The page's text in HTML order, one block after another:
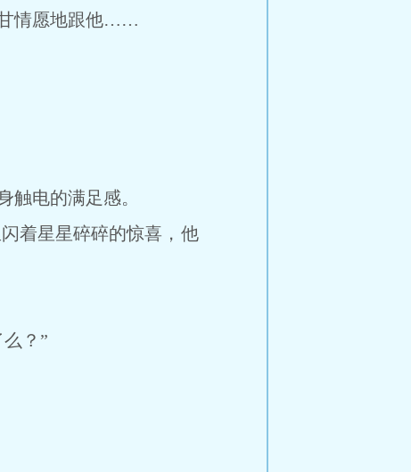
情愿地跟他……
电的满足感。
着星星碎碎的惊喜，他
？”